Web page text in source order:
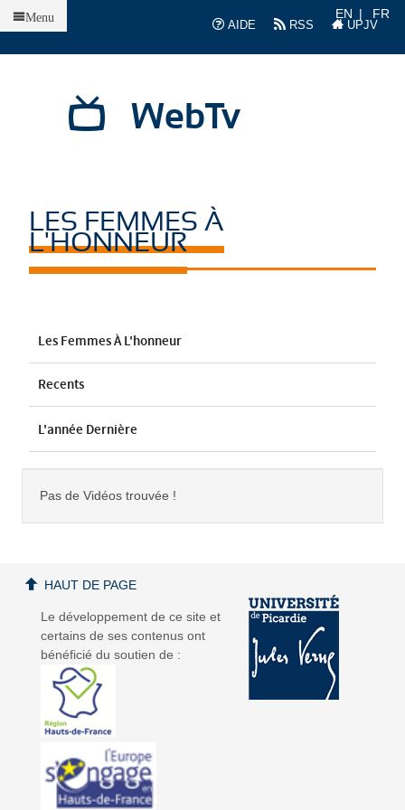
AIDE
RSS UPJV
EN FR
WebTv
Menu
LES FEMMES À
L'HONNEUR
Les Femmes À L'honneur
Recents
L'année Dernière
Pas de Vidéos trouvée !
Le développement de ce site et
certains de ses contenus ont
bénéficié du soutien de :
HAUT DE PAGE